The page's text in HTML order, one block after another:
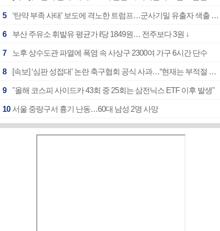
5 ‘탄약 부족 사태’ 보도에 격노한 트럼프…군사기밀 유출자 색출 지시
6 부산 주유소 휘발유 평균가 ℓ당 1849원… 전주보다 3원 ↓
7 노후 상수도관 파열에 폭염 속 사상구 2300여 가구 6시간 단수
8 [속보] ‘심판 성접대’ 논란 축구협회 공식 사과…“현재는 부적절 행위 없어”
9 "올해 코스피 사이드카 43회 중 25회는 삼전닉스 ETF 이후 발생"
10 서울 중랑구서 흉기 난동…60대 남성 2명 사망